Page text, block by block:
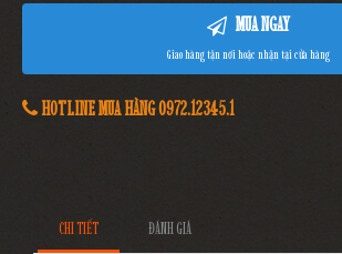
MUA NGAY
Giao hàng tận nơi hoặc nhận tại cửa hàng
HOTLINE MUA HÀNG 0972.12345.1
CHI TIẾT ĐÁNH GIÁ